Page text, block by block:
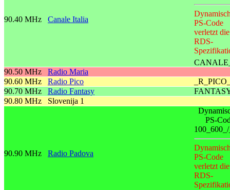
90.40 MHz Canale Italia
PS-Code
verletzt die
RDS-
90.50 MHz
Radio Maria
90.60 MHz
Radio Pico
90.70 MHz
Radio Fantasy
90.80 MHz
Slovenija 1
90.90 MHz Radio Padova
PS-
PS-Code
verletzt die
RDS-